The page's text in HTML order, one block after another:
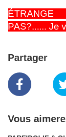
ÉTRANGE
PAS?...... Je
Partager
Vous